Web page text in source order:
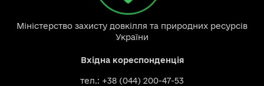
Міністерство захисту довкілля та природних ресурсів
України
Вхідна кореспонденція
тел.: +38 (044) 200-47-53